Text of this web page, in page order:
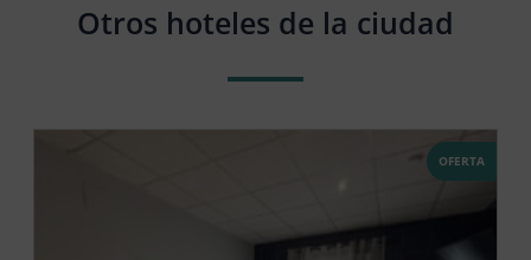
Otros hoteles de la ciudad
OFERTA